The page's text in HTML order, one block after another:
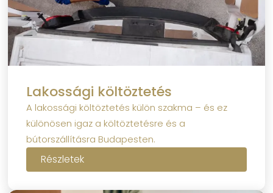
Lakossági költöztetés
A lakossági költöztetés külön szakma – és ez
különösen igaz a költöztetésre és a
bútorszállításra Budapesten.
Részletek